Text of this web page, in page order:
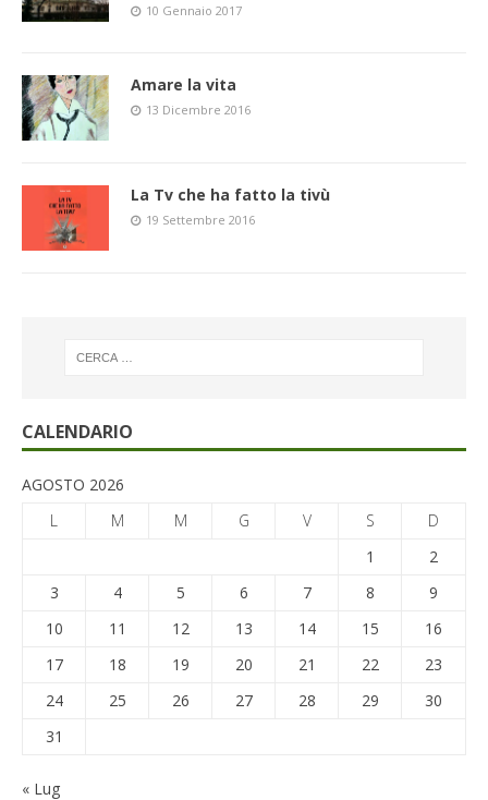
10 Gennaio 2017
Amare la vita
13 Dicembre 2016
La Tv che ha fatto la tivù
19 Settembre 2016
CALENDARIO
AGOSTO 2026
L
M M G V S
D
1
2
3
4 5 6 7 8
9
10
11 12 13 14 15
16
17
18 19 20 21 22
23
24
25 26 27 28 29
30
31
« Lug